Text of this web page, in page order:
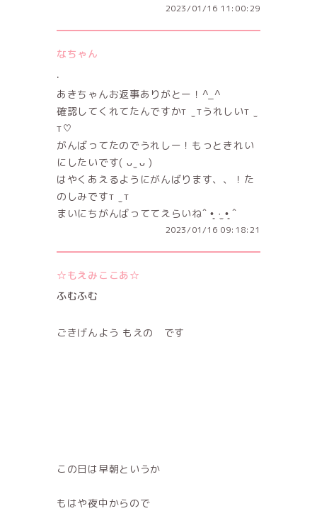
2023/01/16 11:00:29
なちゃん
.
あきちゃんお返事ありがとー！^_^
確認してくれてたんですかт ̫ тうれしいт ̫
т♡
がんばってたのでうれしー！もっときれい
にしたいです( ᴗ ̫ ᴗ )
はやくあえるようにがんばります、、！た
のしみですт ̫ т
まいにちがんばっててえらいねˆ •͈ ·̫ •͈ ˆ
2023/01/16 09:18:21
☆もえみここあ☆
ふむふむ
ごきげんよう もえの です
この日は早朝というか
もはや夜中からので